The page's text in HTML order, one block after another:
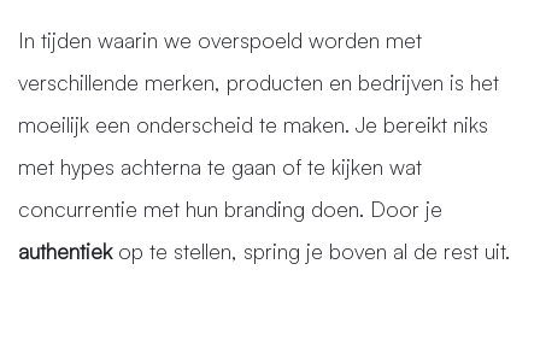
In tijden waarin we overspoeld worden met
verschillende merken, producten en bedrijven is het
moeilijk een onderscheid te maken. Je bereikt niks
met hypes achterna te gaan of te kijken wat
concurrentie met hun branding doen. Door je
authentiekop te stellen, spring je boven al de rest uit.